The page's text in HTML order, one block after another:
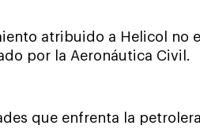
atribuido a Helicol no
por la Aeronáutica Civil.
que enfrenta la